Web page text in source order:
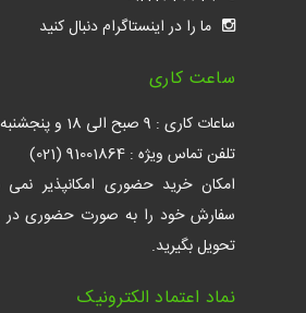
ما را در اینستاگرام دنبال کنید
ساعت کاری
ساعات کاری : 9 صبح الی 18 و پنجشنبه ها 9 صبح الی 14
تلفن تماس ویژه : 91001864 (021)
امکان خرید حضوری امکانپذیر
سفارش خود را به صورت حضوری در
تحویل بگیرید.
نماد اعتماد الکترونیک